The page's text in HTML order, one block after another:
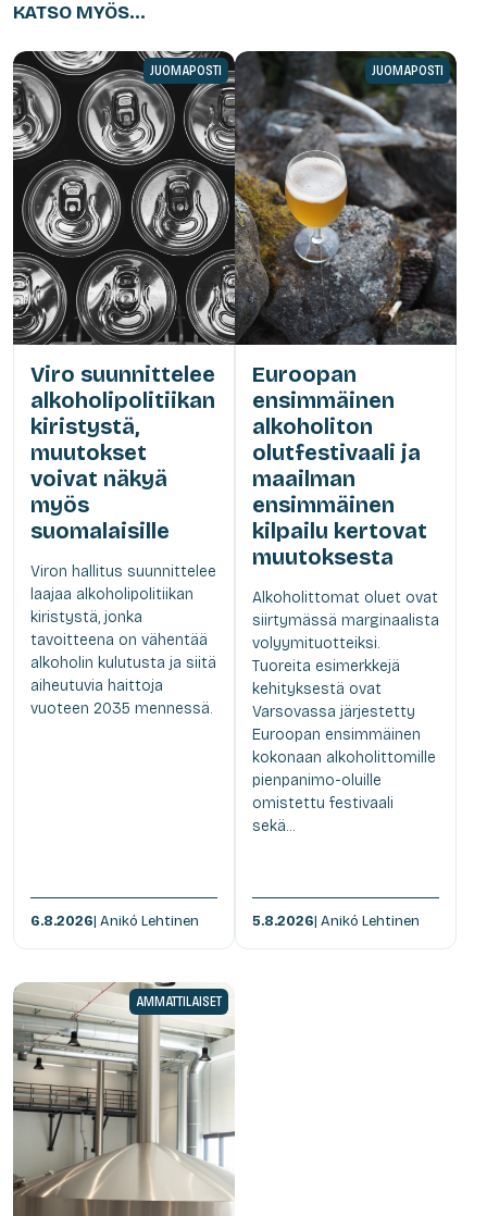
KATSO MYÖS...
JUOMAPOSTI
Viro suunnittelee
alkoholipolitiikan
kiristystä,
muutokset
voivat näkyä
myös
suomalaisille
Viron hallitus suunnittelee
laajaa alkoholipolitiikan
kiristystä, jonka
tavoitteena on vähentää
alkoholin kulutusta ja siitä
aiheutuvia haittoja
vuoteen 2035 mennessä.
6.8.2026| Anikó Lehtinen
JUOMAPOSTI
Euroopan
ensimmäinen
alkoholiton
olutfestivaali ja
maailman
ensimmäinen
kilpailu kertovat
muutoksesta
Alkoholittomat oluet ovat
siirtymässä marginaalista
volyymituotteiksi.
Tuoreita esimerkkejä
kehityksestä ovat
Varsovassa järjestetty
Euroopan ensimmäinen
kokonaan alkoholittomille
pienpanimo-oluille
omistettu festivaali
sekä...
5.8.2026| Anikó Lehtinen
AMMATTILAISET